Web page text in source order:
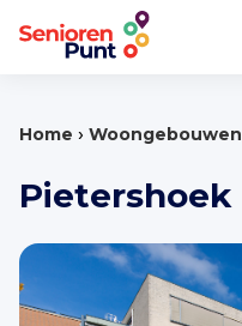
Home › Woongebouwen
Pietershoek